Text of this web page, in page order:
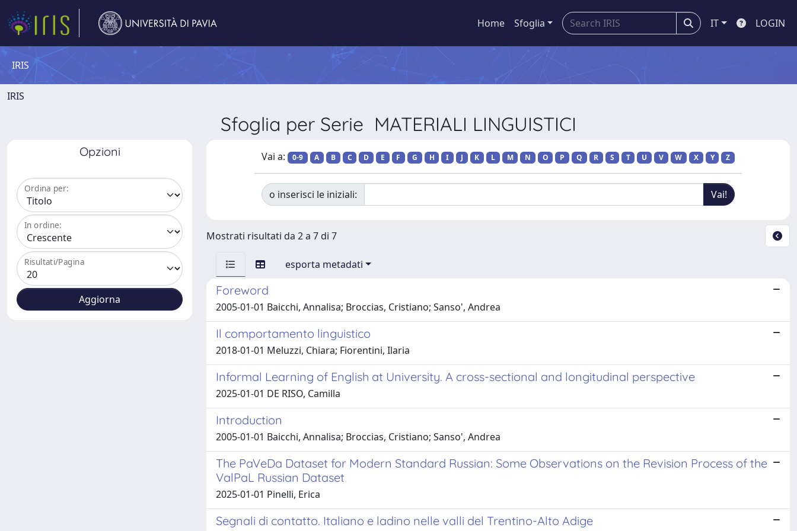
Home Sfoglia IT LOGIN
IRIS
IRIS
Sfoglia per Serie MATERIALI LINGUISTICI
Opzioni
Ordina per:
In ordine:
Risultati/Pagina
Vai a: 0-9 A B C D E F G H I J K L M N O P Q R S T U V W X Y Z
o inserisci le iniziali:
Mostrati risultati da 2 a 7 di 7
esporta metadati
Foreword
2005-01-01 Baicchi, Annalisa; Broccias, Cristiano; Sanso', Andrea
Il comportamento linguistico
2018-01-01 Meluzzi, Chiara; Fiorentini, Ilaria
Informal Learning of English at University. A cross-sectional and longitudinal perspective
2025-01-01 DE RISO, Camilla
Introduction
2005-01-01 Baicchi, Annalisa; Broccias, Cristiano; Sanso', Andrea
The PaVeDa Dataset for Modern Standard Russian: Some Observations on the Revision Process of the
ValPaL Russian Dataset
2025-01-01 Pinelli, Erica
Segnali di contatto. Italiano e ladino nelle valli del Trentino-Alto Adige